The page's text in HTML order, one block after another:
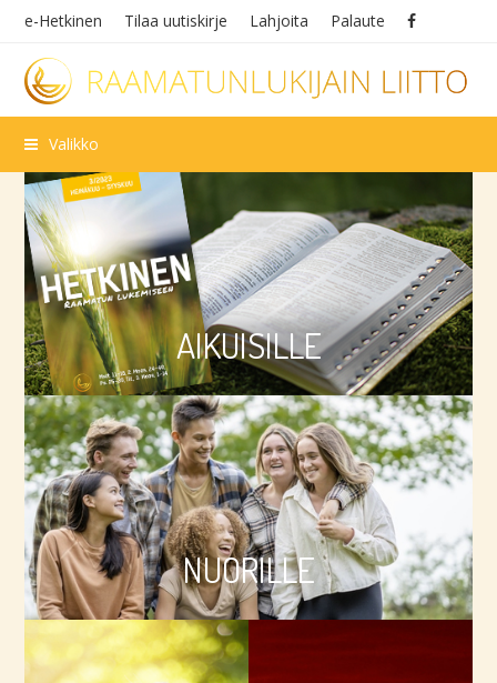
e-Hetkinen Tilaa uutiskirje Lahjoita Palaute
Valikko
AIKUISILLE
Aikuisille
Hetkinen, Kysy Raamatusta, RaamattuStartti, Iloa
ja eloa, Keskustelukysymyksiä ja paljon muuta…
NUORILLE
Nuorille
Liftari – Sanasta laiffii, NUA, RaamattuStartti,
LUMO, Iloa ja eloa, Keskustelukysymyksiä…